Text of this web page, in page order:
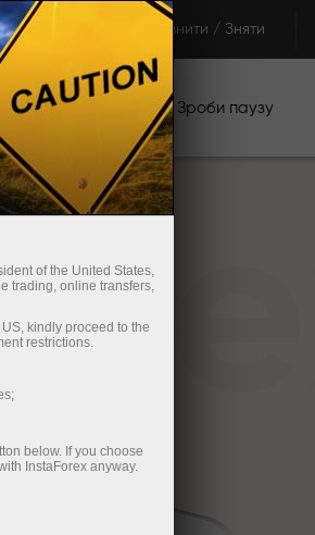
Поповнити / Зняти
Промоакції Зроби паузу
of the United States,
trading, online transfers,
kindly proceed to the
restrictions.
below. If you choose
InstaForex anyway.